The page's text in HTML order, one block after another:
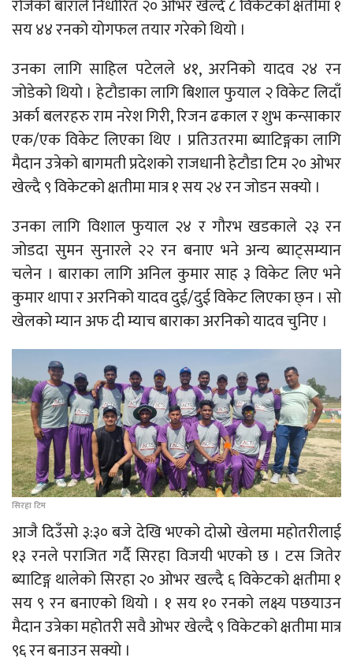
रोजेको बाराले निर्धारित २० ओभर खेल्दै ८ विकेटको क्षतीमा १
सय ४४ रनको योगफल तयार गरेको थियो ।
उनका लागि साहिल पटेलले ४१, अरनिको यादव २४ रन
जोडेको थियो । हेटौडाका लागि बिशाल फुयाल २ विकेट लिदाँ
अर्का बलरहरु राम नरेश गिरी, रिजन ढकाल र शुभ कन्साकार
एक/एक विकेट लिएका थिए । प्रतिउतरमा ब्याटिङ्गका लागि
मैदान उत्रेको बागमती प्रदेशको राजधानी हेटौडा टिम २० ओभर
खेल्दै ९ विकेटको क्षतीमा मात्र १ सय २४ रन जोडन सक्यो ।
उनका लागि विशाल फुयाल २४ र गौरभ खडकाले २३ रन
जोडदा सुमन सुनारले २२ रन बनाए भने अन्य ब्याट्सम्यान
चलेन । बाराका लागि अनिल कुमार साह ३ विकेट लिए भने
कुमार थापा र अरनिको यादव दुई/दुई विकेट लिएका छ्न । सो
खेलको म्यान अफ दी म्याच बाराका अरनिको यादव चुनिए ।
सिरहा टिम
आजै दिउँसो ३:३० बजे देखि भएको दोस्रो खेलमा महोतरीलाई
१३ रनले पराजित गर्दै सिरहा विजयी भएको छ । टस जितेर
ब्याटिङ्ग थालेको सिरहा २० ओभर खल्दै ६ विकेटको क्षतीमा १
सय ९ रन बनाएको थियो । १ सय १० रनको लक्ष्य पछयाउन
मैदान उत्रेका महोतरी सवै ओभर खेल्दै ९ विकेटको क्षतीमा मात्र
९६ रन बनाउन सक्यो ।